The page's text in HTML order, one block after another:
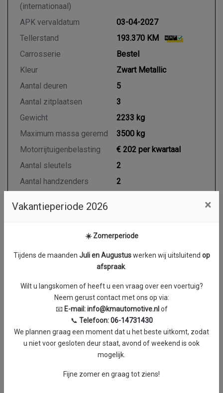
(internationaal)
APK vervaldatum
03-04-2027
Tellerstand
193.370 KM
Carrosserie
Bestel
Kleur
Zwart Metallic
Aantal deuren
5
Aantal zitplaatsen
3
Gewicht
2233 kg
Maximum massa geremd
3500 kg
Motorrijtuigenbelasting
€ 202 per kwartaal
Aantal sleutels
2
Aantal handzenders
2
Transmissie
Automaat
Cilinderinhoud
2143 cc
95 kW / 129 PK
150 km/h
Koppel
0 Nm
7.4 l/100km
Vakantieperiode 2026 ×
☀️ Zomerperiode
Tijdens de maanden Juli en Augustuswerken wij uitsluitend op
afspraak.
Wilt u langskomen of heeft u een vraag over een voertuig?
Neem gerust contact met ons op via:
📧 E-mail:info@kmautomotive.nlof
📞 Telefoon:06-14731430
We plannen graag een moment dat u het beste uitkomt, zodat
u niet voor gesloten deur staat, avond of weekend is ook
mogelijk.
Fijne zomer en graag tot ziens!